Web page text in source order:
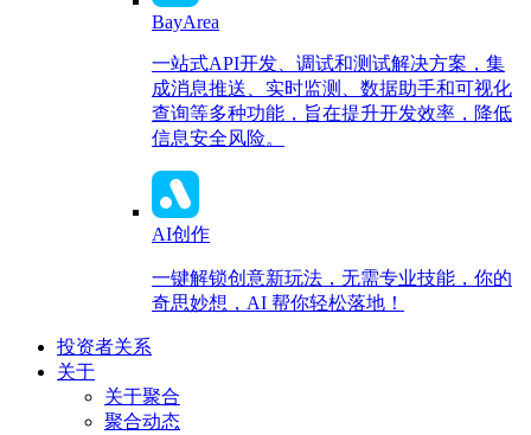
BayArea
一站式API开发、调试和测试解决方案，集
成消息推送、实时监测、数据助手和可视化
查询等多种功能，旨在提升开发效率，降低
信息安全风险。
AI创作
一键解锁创意新玩法，无需专业技能，你的
奇思妙想，AI 帮你轻松落地！
投资者关系
关于
关于聚合
聚合动态